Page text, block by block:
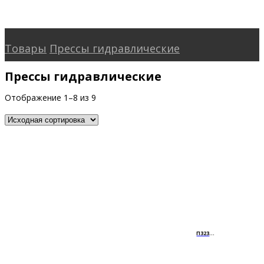
Товары Прессы гидравлические
Прессы гидравлические
Отображение 1–8 из 9
П3230А (ус.100т.)